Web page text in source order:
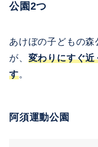
公園2つ
あけぼの子どもの
が、 変わりにすぐ
す。
阿須運動公園